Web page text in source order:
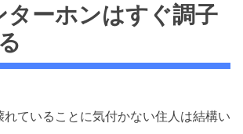
ターホンはすぐ調子
れていることに気付かない住人は結構い